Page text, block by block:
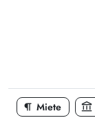
format_paragraph Miete account_balance